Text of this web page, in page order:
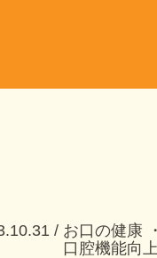
お口の健康
口腔機能向